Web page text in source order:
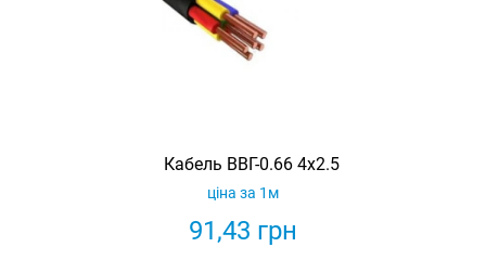
Кабель ВВГ-0.66 4х2.5
91,43 грн
ціна за 1м